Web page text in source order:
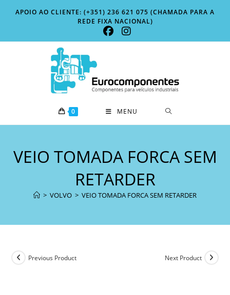
APOIO AO CLIENTE: (+351) 236 621 075 (CHAMADA PARA A
REDE FIXA NACIONAL)
0 MENU
VEIO TOMADA FORCA SEM
RETARDER
> VOLVO > VEIO TOMADA FORCA SEM RETARDER
Previous Product Next Product